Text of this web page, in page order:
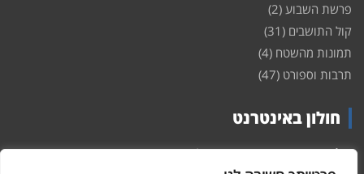
פרשת השבוע (2)
קול התושבים (31)
תמונות מהשטח (4)
תרבות וספורט (47)
חולון באינטרנט
חולוןבאינטרנט – האתר שמביא לכם עדכונים ומידע מהשטח מהעיר
חולון. במה פתוחה לקול תושבי חולון באינטרנט, מידע על